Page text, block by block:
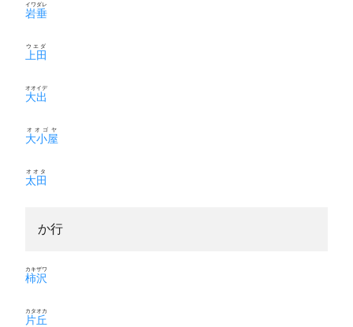
岩垂
イワダレ
上田
ウエダ
大出
オオイデ
大小屋
オオゴヤ
太田
オオタ
か行
柿沢
カキザワ
片丘
カタオカ